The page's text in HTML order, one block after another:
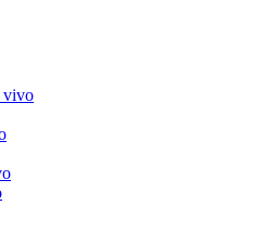
vivo